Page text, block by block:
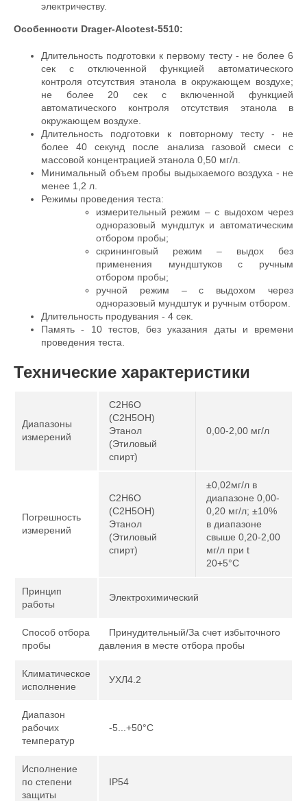
электричеству.
Особенности Drager-Alcotest-5510:
Длительность подготовки к первому тесту - не более 6
сек с отключенной функцией автоматического
контроля отсутствия этанола в окружающем воздухе;
не более 20 сек с включенной функцией
автоматического контроля отсутствия этанола в
окружающем воздухе.
Длительность подготовки к повторному тесту - не
более 40 секунд после анализа газовой смеси с
массовой концентрацией этанола 0,50 мг/л.
Минимальный объем пробы выдыхаемого воздуха - не
менее 1,2 л.
Режимы проведения теста:
измерительный режим – с выдохом через
одноразовый мундштук и автоматическим
отбором пробы;
скрининговый режим – выдох без
применения мундштуков с ручным
отбором пробы;
ручной режим – с выдохом через
одноразовый мундштук и ручным отбором.
Длительность продувания - 4 сек.
Память - 10 тестов, без указания даты и времени
проведения теста.
Технические характеристики
Диапазоны
измерений
C2H6O
(C2H5OH)
Этанол
(Этиловый
спирт)
0,00-2,00 мг/л
Погрешность
измерений
C2H6O
(C2H5OH)
Этанол
(Этиловый
спирт)
±0,02мг/л в
диапазоне 0,00-
0,20 мг/л; ±10%
в диапазоне
свыше 0,20-2,00
мг/л при t
20+5°С
Принцип
работы
Электрохимический
Способ отбора
пробы
Принудительный/За счет избыточного
давления в месте отбора пробы
Климатическое
исполнение
УХЛ4.2
Диапазон
рабочих
температур
-5...+50°С
Исполнение
по степени
защиты
IP54